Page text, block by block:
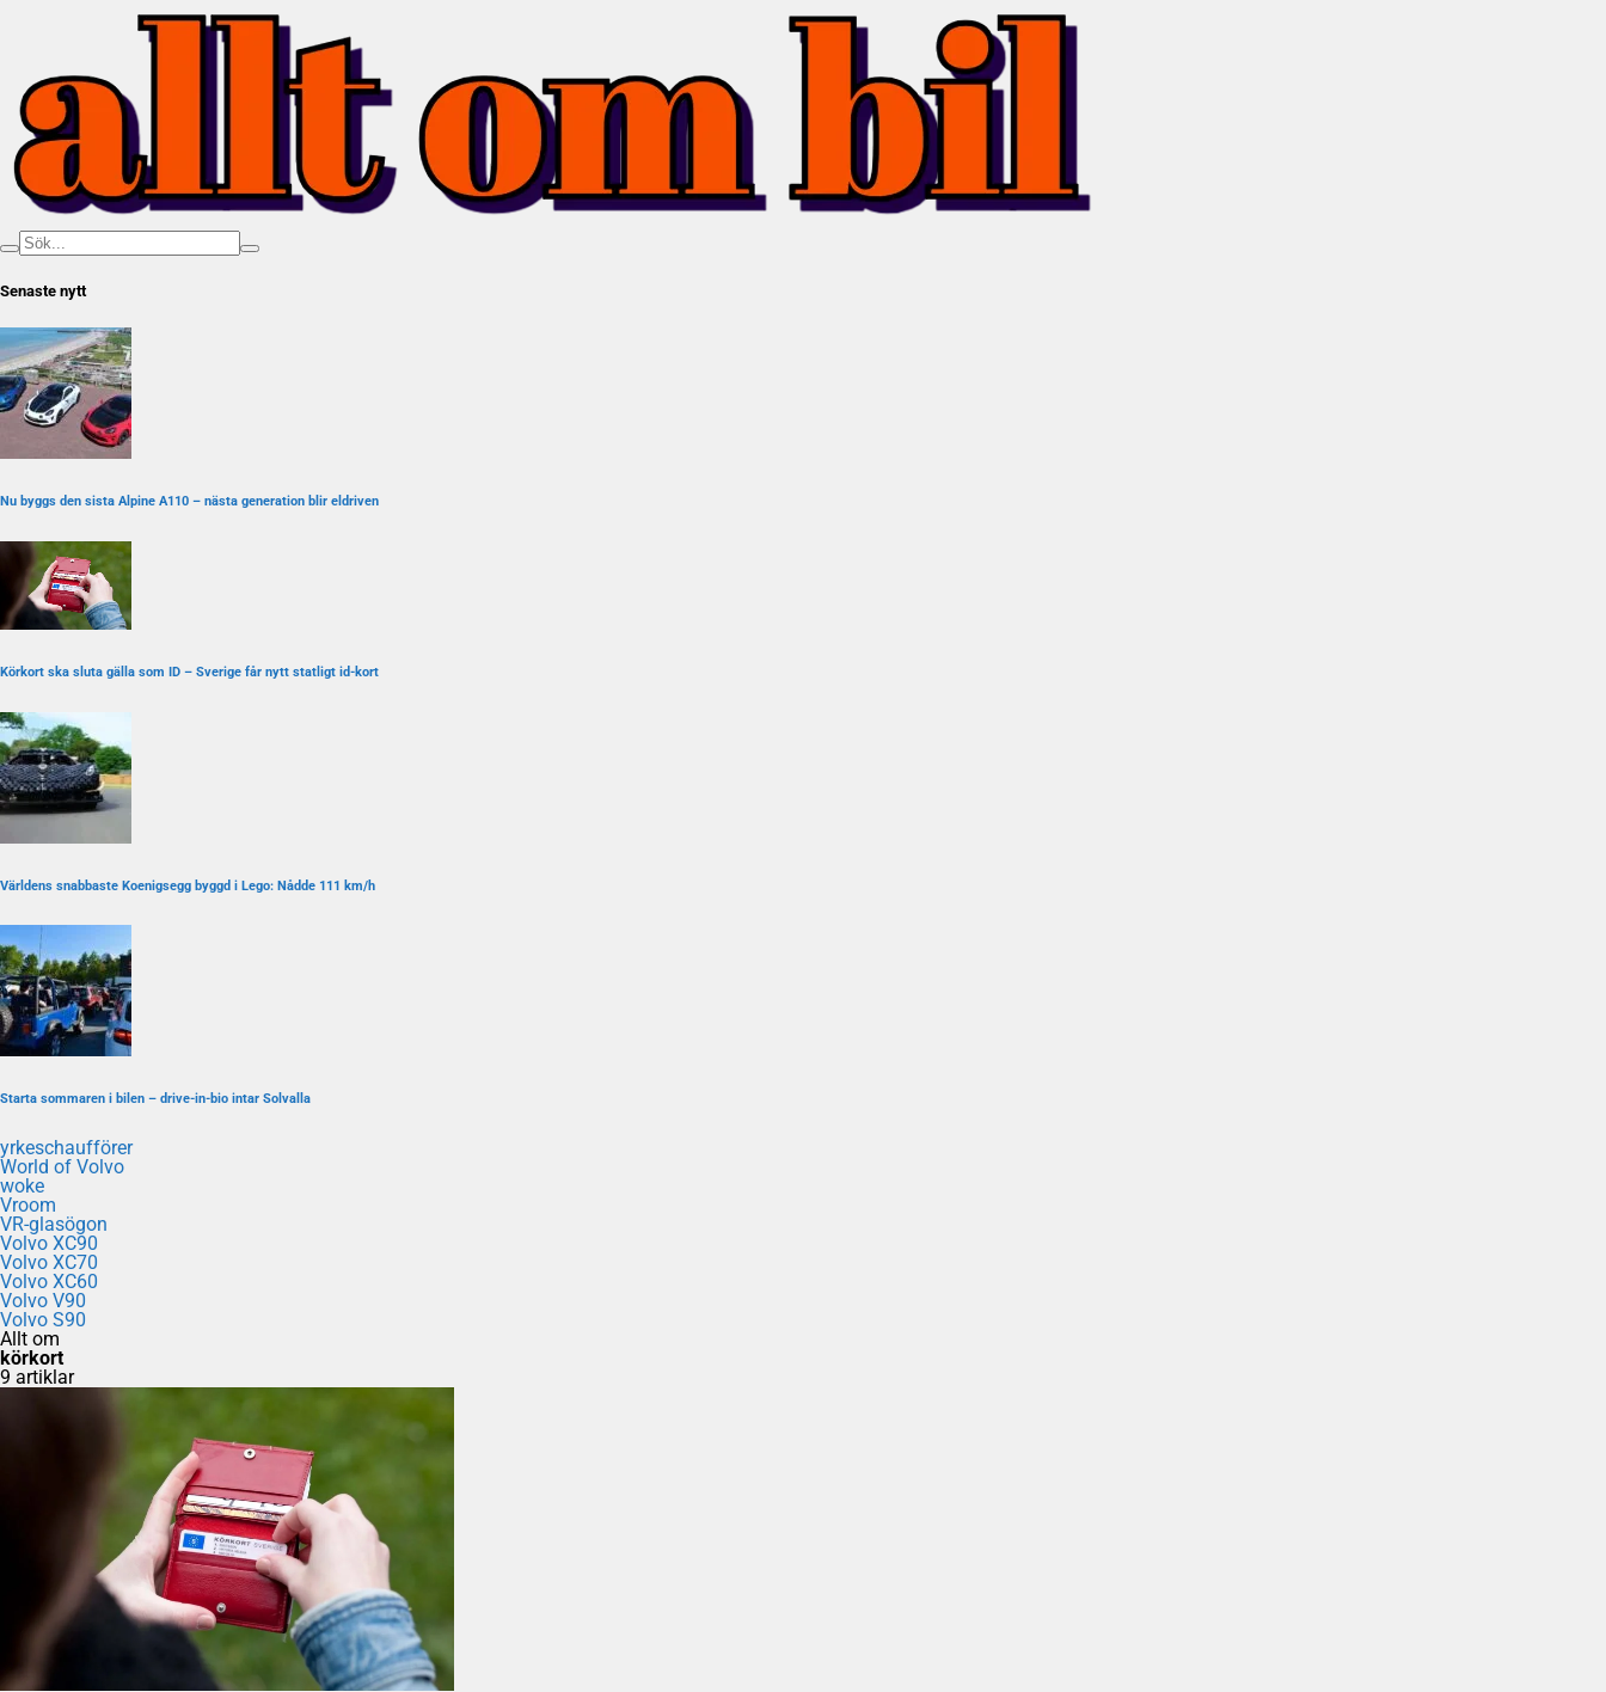
Senaste nytt
Nu byggs den sista Alpine A110 – nästa generation blir eldriven
Körkort ska sluta gälla som ID – Sverige får nytt statligt id-kort
Världens snabbaste Koenigsegg byggd i Lego: Nådde 111 km/h
Starta sommaren i bilen – drive-in-bio intar Solvalla
yrkeschaufförer
World of Volvo
woke
Vroom
VR-glasögon
Volvo XC90
Volvo XC70
Volvo XC60
Volvo V90
Volvo S90
Allt om
körkort
9 artiklar